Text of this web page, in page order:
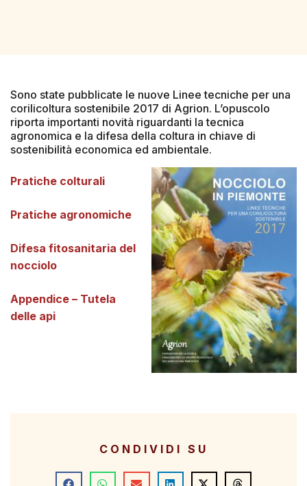
Sono state pubblicate le nuove Linee tecniche per una
corilicoltura sostenibile 2017 di Agrion. L’opuscolo
riporta importanti novità riguardanti la tecnica
agronomica e la difesa della coltura in chiave di
sostenibilità economica ed ambientale.
Pratiche colturali
Pratiche agronomiche
Difesa fitosanitaria del
nocciolo
Appendice – Tutela
delle api
CONDIVIDI SU